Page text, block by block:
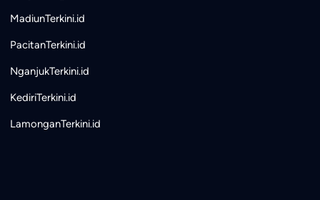
MadiunTerkini.id
PacitanTerkini.id
NganjukTerkini.id
KediriTerkini.id
LamonganTerkini.id